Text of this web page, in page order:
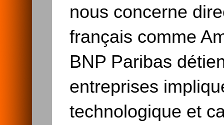
nous concerne
français comme
BNP Paribas
entreprises
technologique et